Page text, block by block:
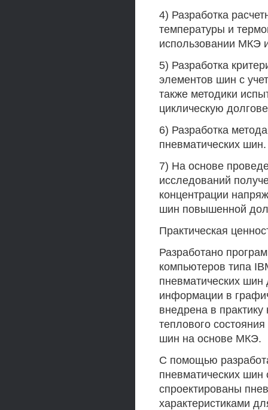
4) Разработка
температуры и
использовании МКЭ
5) Разработка
элементов шин с
также методики
циклическую
6) Разработка
пневматических шин.
7) На основе
исследований
концентрации
шин повышенной
Практическая
Разработано
компьютеров типа
пневматических
информации в
внедрена в
теплового
шин на основе МКЭ.
С помощью
пневматических
спроектированы
характеристиками